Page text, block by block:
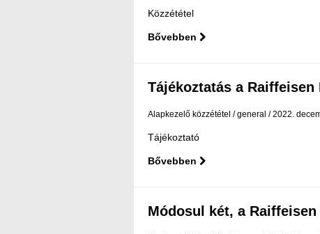
Közzététel
Bővebben
Tájékoztatás a
Alapkezelő közzététel general 2022.
Tájékoztató
Bővebben
Módosul két, a